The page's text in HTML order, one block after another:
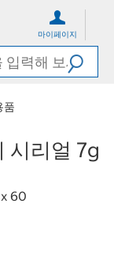
마이페이지
품
시리얼 7g
60